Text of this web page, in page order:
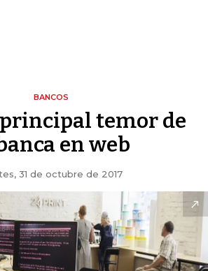
BANCOS
temor de
en web
31 de octubre de 2017